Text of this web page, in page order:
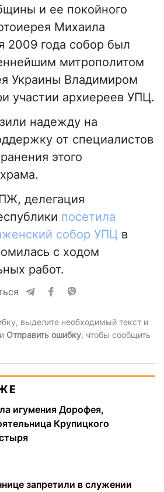
и ее покойного
Михаила
2009 года собор был
митрополитом
Украины Владимиром
участии архиереев УПЦ.
надежду на
от специалистов
этого
делегация
посетила
собор УПЦ в
с ходом
работ.
выделите необходимый текст и
Отправить ошибку, чтобы сообщить
игумения Дорофея,
Крупицкого
запретили в служении